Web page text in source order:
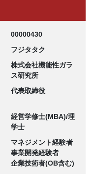
00000430
フジタタク
株式会社機能性ガラ
ス研究所
代表取締役
経営学修士(MBA)/理
学士
マネジメント経験者
事業開発経験者
企業技術者(OB含む)